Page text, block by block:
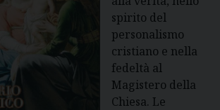
spirito del
personalismo
cristiano e nella
fedeltà al
Magistero della
Chiesa. Le